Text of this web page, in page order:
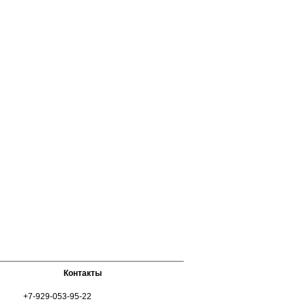
Контакты
+7-929-053-95-22